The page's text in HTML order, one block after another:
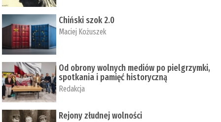
Chiński szok 2.0
Maciej Kożuszek
Od obrony wolnych mediów po pielgrzymki,
spotkania i pamięć historyczną
Redakcja
Rejony złudnej wolności